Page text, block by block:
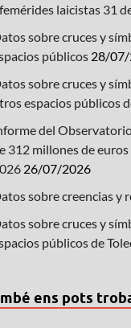
laicistas 31
sobre cruces y
públicos 28/
sobre cruces y
espacios públicos
del
312 millones de
26/07/2026
sobre creencias y
sobre cruces y
públicos de
ens pots